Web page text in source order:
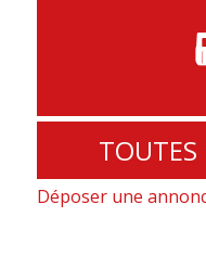
TOUTES
Déposer une